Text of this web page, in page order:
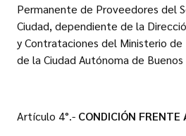
Permanente de Proveedores del
Ciudad, dependiente de la
y Contrataciones del Ministerio de
de la Ciudad Autónoma de Buenos
Artículo 4°.- CONDICIÓN FRENTE